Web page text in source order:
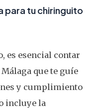
para tu chiringuito
es esencial contar
que te guíe
y cumplimiento
incluye la